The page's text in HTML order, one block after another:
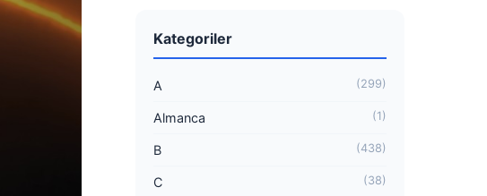
Kategoriler
A (299)
Almanca (1)
B (438)
C (38)